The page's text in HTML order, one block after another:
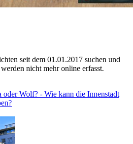
seit dem 01.01.2017 suchen und
nicht mehr online erfasst.
oder Wolf? - Wie kann die Innenstadt